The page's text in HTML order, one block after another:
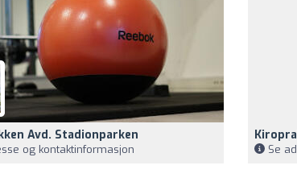
Avd. Stadionparken
og kontaktinformasjon Se